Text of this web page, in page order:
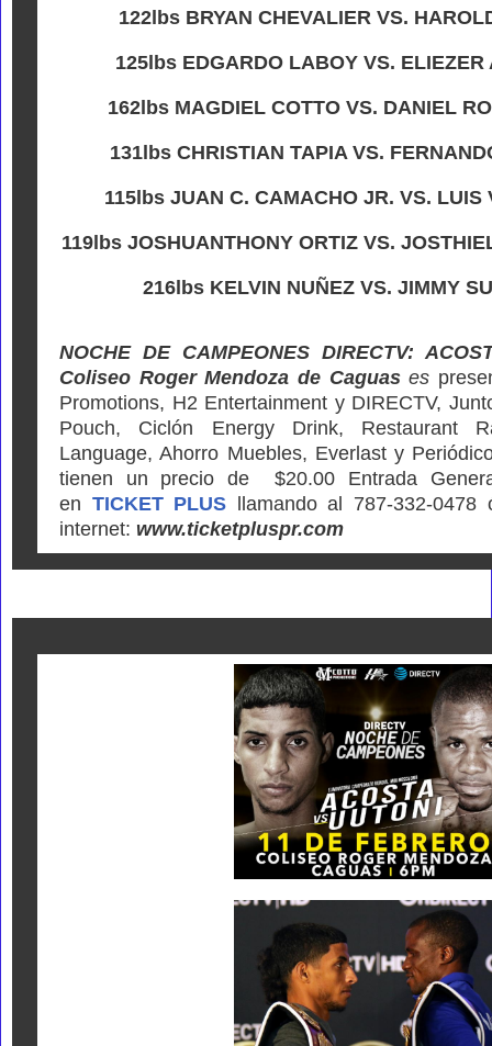
122lbs BRYAN CHEVALIER VS.
125lbs EDGARDO LABOY VS. ELIEZER
162lbs MAGDIEL COTTO VS. DANIEL
131lbs CHRISTIAN TAPIA VS.
115lbs JUAN C. CAMACHO JR. VS. LUIS
119lbs JOSHUANTHONY ORTIZ VS.
216lbs KELVIN NUÑEZ VS. JIMMY
NOCHE DE CAMPEONES DIRECTV:
Coliseo Roger Mendoza de Caguases
Promotions, H2 Entertainment y DIRECTV,
Pouch, Ciclón Energy Drink, Restaurant
Language, Ahorro Muebles, Everlast y
tienen un precio de $20.00 Entrada
en TICKET PLUS llamando al 787-332-
internet: www.ticketpluspr.com